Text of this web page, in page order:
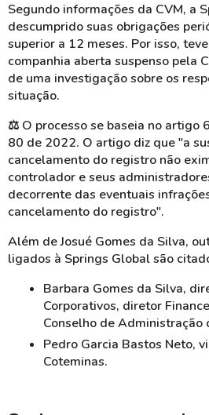
Segundo informações da CVM, a
descumprido suas obrigações
superior a 12 meses. Por isso,
companhia aberta suspenso pela
de uma investigação sobre os
situação.
⚖️ O processo se baseia no artigo
80 de 2022. O artigo diz que "a
cancelamento do registro não
controlador e seus
decorrente das eventuais
cancelamento do registro".
Além de Josué Gomes da Silva,
ligados à Springs Global são
Barbara Gomes da Silva,
Corporativos, diretor
Conselho de Administração
Pedro Garcia Bastos Neto,
Coteminas.